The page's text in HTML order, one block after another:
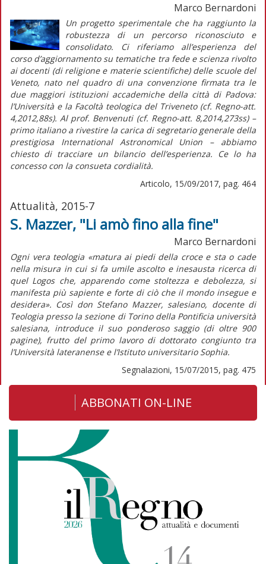
Marco Bernardoni
Un progetto sperimentale che ha raggiunto la
robustezza di un percorso riconosciuto e
consolidato. Ci riferiamo all’esperienza del
corso d’aggiornamento su tematiche tra fede e scienza rivolto
ai docenti (di religione e materie scientifiche) delle scuole del
Veneto, nato nel quadro di una convenzione firmata tra le
due maggiori istituzioni accademiche della città di Padova:
l’Università e la Facoltà teologica del Triveneto (cf. Regno-att.
4,2012,88s). Al prof. Benvenuti (cf. Regno-att. 8,2014,273ss) –
primo italiano a rivestire la carica di segretario generale della
prestigiosa International Astronomical Union – abbiamo
chiesto di tracciare un bilancio dell’esperienza. Ce lo ha
concesso con la consueta cordialità.
Articolo, 15/09/2017, pag. 464
Attualità, 2015-7
S. Mazzer, "Li amò fino alla fine"
Marco Bernardoni
Ogni vera teologia «matura ai piedi della croce e sta o cade
nella misura in cui si fa umile ascolto e inesausta ricerca di
quel Logos che, apparendo come stoltezza e debolezza, si
manifesta più sapiente e forte di ciò che il mondo insegue e
desidera». Così don Stefano Mazzer, salesiano, docente di
Teologia presso la sezione di Torino della Pontificia università
salesiana, introduce il suo ponderoso saggio (di oltre 900
pagine), frutto del primo lavoro di dottorato congiunto tra
l’Università lateranense e l’Istituto universitario Sophia.
Segnalazioni, 15/07/2015, pag. 475
ABBONATI ON-LINE